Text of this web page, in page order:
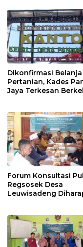
Dikonfirmasi
Pertanian, Kades
Jaya Terkesan
Forum Konsultasi
Regsosek Desa
Leuwisadeng